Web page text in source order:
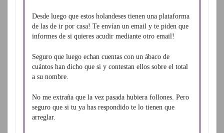
Desde luego que estos holandeses tienen una plataforma
de las de ir por casa! Te envían un email y te piden que
informes de si quieres acudir mediante otro email!
Seguro que luego echan cuentas con un ábaco de
cuántos han dicho que si y contestan ellos sobre el total
a su nombre.
No me extraña que la vez pasada hubiera follones. Pero
seguro que si tu ya has respondido te lo tienen que
arreglar.